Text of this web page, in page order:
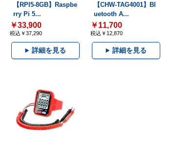
【RPI5-8GB】Raspbe
rry Pi 5...
￥33,900
税込￥37,290
詳細を見る
【CHW-TAG4001】Bl
uetooth A...
￥11,700
税込￥12,870
詳細を見る